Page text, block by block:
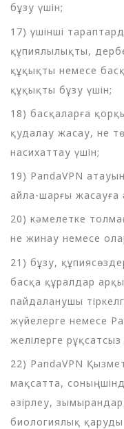
бұзу үшін;
17) үшінші
құпиялылықты,
құқықты немесе
құқықты бұзу үшін;
18) басқаларға
қудалау жасау, не
насихаттау үшін;
19) PandaVPN
айла-шарғы жасауға
20) кәмелетке
не жинау немесе
21) бұзу,
басқа құралдар
пайдаланушы
жүйелерге немесе
желілерге
22) PandaVPN
мақсатта, соның
әзірлеу,
биологиялық